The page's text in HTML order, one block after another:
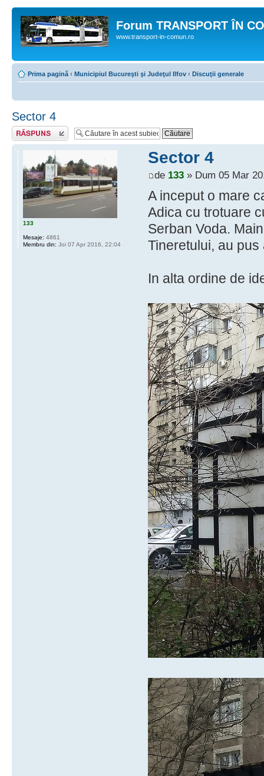
Forum TRANSPORT ÎN
www.transport-in-comun.ro
Prima pagină ‹ Municipiul Bucureşti şi Judeţul Ilfov ‹ Discuţii generale
Sector 4
Răspunde
Sector 4
de 133» Dum 05 Mar
A inceput o mare
Adica cu trotuare
Serban Voda.
Tineretului, au
In alta ordine de
133
Mesaje: 4861
Membru din: Joi 07 Apr 2016, 22:04